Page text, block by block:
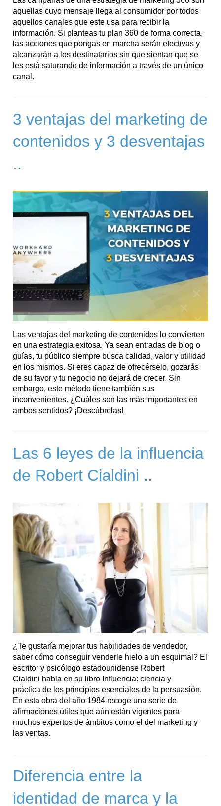
aquellas cuyo mensaje llega al consumidor por todos
aquellos canales que este usa para recibir la
información. Si planteas tu plan 360 de forma correcta,
las acciones que pongas en marcha serán efectivas y
alcanzarán a los destinatarios sin que sientan que se
les está saturando de información a través de un único
canal.
3 ventajas del marketing de
contenidos y 3 desventajas
..
Las ventajas del marketing de contenidos lo convierten
en una estrategia exitosa. Ya sean entradas de blog o
guías, tu público siempre busca calidad, valor y utilidad
en los mismos. Si eres capaz de ofrecérselo, gozarás
de su favor y tu negocio no dejará de crecer. Sin
embargo, este método tiene también sus
inconvenientes. ¿Cuáles son las más importantes en
ambos sentidos? ¡Descúbrelas!
Las 6 leyes de la influencia
de Robert Cialdini ..
¿Te gustaría mejorar tus habilidades de vendedor,
saber cómo conseguir venderle hielo a un esquimal? El
escritor y psicólogo estadounidense Robert
Cialdini habla en su libro Influencia: ciencia y
práctica de los principios esenciales de la persuasión.
En esta obra del año 1984 recoge una serie de
afirmaciones útiles que aún están vigentes para
muchos expertos de ámbitos como el del marketing y
las ventas.
Diferencia entre la
identidad de marca y la